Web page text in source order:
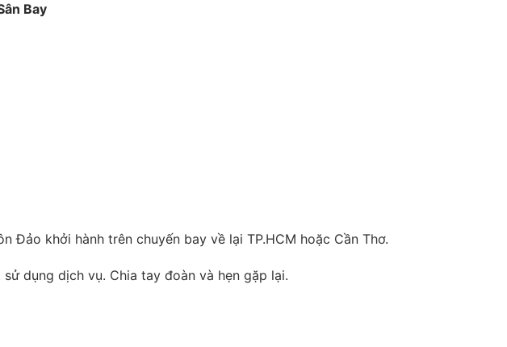
Bay
Đảo khởi hành trên chuyến bay về lại TP.HCM hoặc Cần Thơ.
dụng dịch vụ. Chia tay đoàn và hẹn gặp lại.